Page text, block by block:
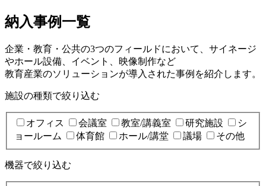
納入事例一覧
企業・教育・公共の3つのフィールドにおいて、サイネージ
やホール設備、イベント、映像制作など
教育産業のソリューションが導入された事例を紹介します。
施設の種類で絞り込む
オフィス 会議室 教室/講義室 研究施設
シ
ョールーム
体育館 ホール/講堂 議場 その他
機器で絞り込む